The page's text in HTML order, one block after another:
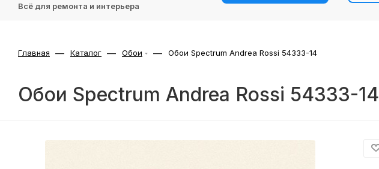
Всё для ремонта и интерьера
Главная — Каталог — Обои — Обои Spectrum Andrea Rossi 54333-14
Обои Spectrum Andrea Rossi 54333-14